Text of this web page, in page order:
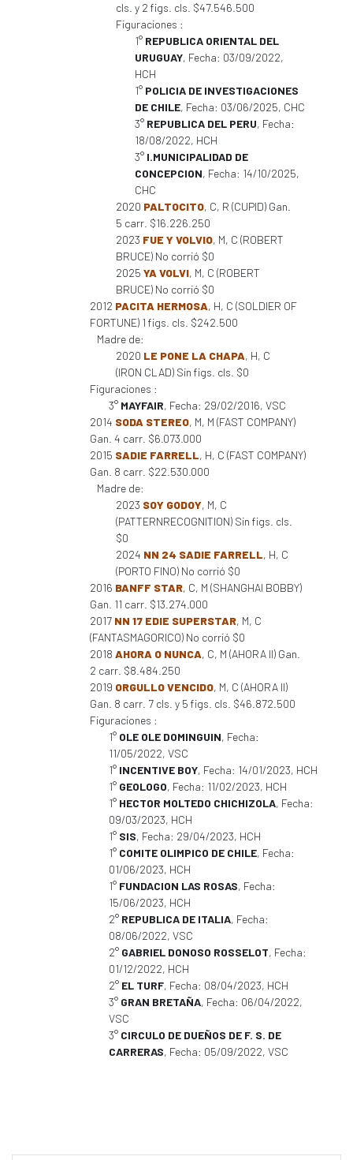
cls. y 2 figs. cls. $47.546.500
Figuraciones :
1° REPUBLICA ORIENTAL DEL
URUGUAY, Fecha: 03/09/2022,
HCH
1° POLICIA DE INVESTIGACIONES
DE CHILE, Fecha: 03/06/2025, CHC
3° REPUBLICA DEL PERU, Fecha:
18/08/2022, HCH
3° I.MUNICIPALIDAD DE
CONCEPCION, Fecha: 14/10/2025,
CHC
2020 PALTOCITO, C, R (CUPID) Gan.
5 carr. $16.226.250
2023 FUE Y VOLVIO, M, C (ROBERT
BRUCE) No corrió $0
2025 YA VOLVI, M, C (ROBERT
BRUCE) No corrió $0
2012 PACITA HERMOSA, H, C (SOLDIER OF
FORTUNE) 1 figs. cls. $242.500
Madre de:
2020 LE PONE LA CHAPA, H, C
(IRON CLAD) Sin figs. cls. $0
Figuraciones :
3° MAYFAIR, Fecha: 29/02/2016, VSC
2014 SODA STEREO, M, M (FAST COMPANY)
Gan. 4 carr. $6.073.000
2015 SADIE FARRELL, H, C (FAST COMPANY)
Gan. 8 carr. $22.530.000
Madre de:
2023 SOY GODOY, M, C
(PATTERNRECOGNITION) Sin figs. cls.
$0
2024 NN 24 SADIE FARRELL, H, C
(PORTO FINO) No corrió $0
2016 BANFF STAR, C, M (SHANGHAI BOBBY)
Gan. 11 carr. $13.274.000
2017 NN 17 EDIE SUPERSTAR, M, C
(FANTASMAGORICO) No corrió $0
2018 AHORA O NUNCA, C, M (AHORA II) Gan.
2 carr. $8.484.250
2019 ORGULLO VENCIDO, M, C (AHORA II)
Gan. 8 carr. 7 cls. y 5 figs. cls. $46.872.500
Figuraciones :
1° OLE OLE DOMINGUIN, Fecha:
11/05/2022, VSC
1° INCENTIVE BOY, Fecha: 14/01/2023, HCH
1° GEOLOGO, Fecha: 11/02/2023, HCH
1° HECTOR MOLTEDO CHICHIZOLA, Fecha:
09/03/2023, HCH
1° SIS, Fecha: 29/04/2023, HCH
1° COMITE OLIMPICO DE CHILE, Fecha:
01/06/2023, HCH
1° FUNDACION LAS ROSAS, Fecha:
15/06/2023, HCH
2° REPUBLICA DE ITALIA, Fecha:
08/06/2022, VSC
2° GABRIEL DONOSO ROSSELOT, Fecha:
01/12/2022, HCH
2° EL TURF, Fecha: 08/04/2023, HCH
3° GRAN BRETAÑA, Fecha: 06/04/2022,
VSC
3° CIRCULO DE DUEÑOS DE F. S. DE
CARRERAS, Fecha: 05/09/2022, VSC